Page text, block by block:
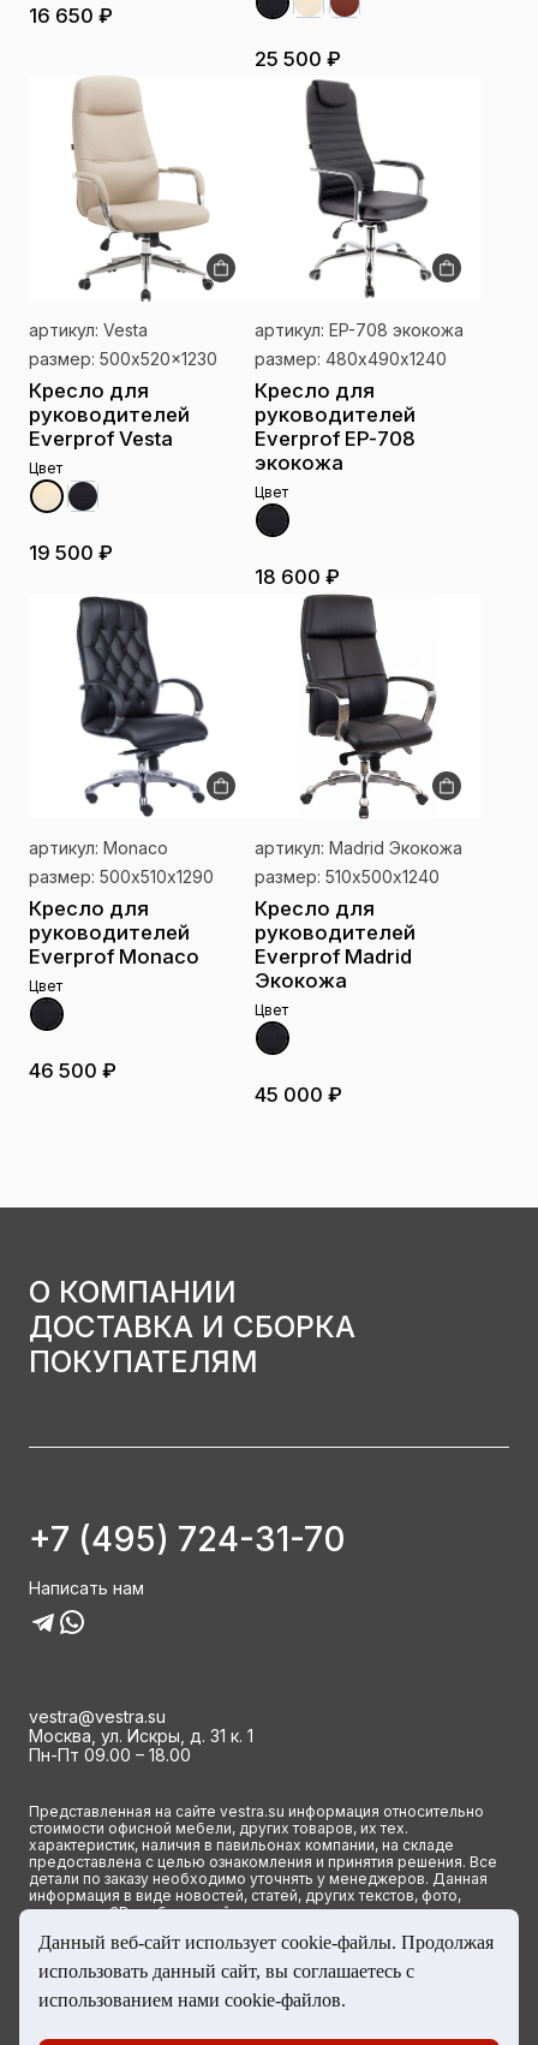
16 650 ₽
25 500 ₽
артикул: Vesta
размер: 500x520x1230
Кресло для
руководителей
Everprof Vesta
Цвет
19 500 ₽
артикул: EP-708 экокожа
размер: 480х490х1240
Кресло для
руководителей
Everprof EP-708
экокожа
Цвет
18 600 ₽
артикул: Monaco
размер: 500х510х1290
Кресло для
руководителей
Everprof Monaco
Цвет
46 500 ₽
артикул: Madrid Экокожа
размер: 510х500х1240
Кресло для
руководителей
Everprof Madrid
Экокожа
Цвет
45 000 ₽
О КОМПАНИИ
ДОСТАВКА И СБОРКА
ПОКУПАТЕЛЯМ
+7 (495) 724-31-70
Написать нам
vestra@vestra.su
Москва, ул. Искры, д. 31 к. 1
Пн-Пт 09.00 – 18.00
Представленная на сайте vestra.su информация относительно
стоимости офисной мебели, других товаров, их тех.
характеристик, наличия в павильонах компании, на складе
предоставлена с целью ознакомления и принятия решения. Все
детали по заказу необходимо уточнять у менеджеров. Данная
информация в виде новостей, статей, других текстов, фото,
картинок и 3D изображений ни при каких условиях не является
положениями ст. 437(2) Гражданского кодекса РФ.
© 2023 Группа компаний ВЕСТРА. Все права сайта защищены
Данный веб-сайт использует cookie-файлы. Продолжая
использовать данный сайт, вы соглашаетесь с
использованием нами cookie-файлов.